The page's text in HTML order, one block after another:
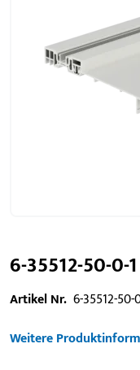
6-35512-50-
Artikel Nr. 6-35512-50-
Weitere